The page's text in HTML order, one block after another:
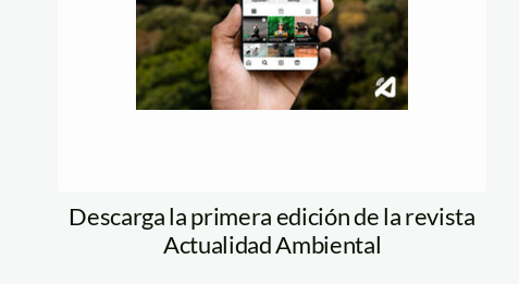
Descarga la primera edición de la revista
Actualidad Ambiental